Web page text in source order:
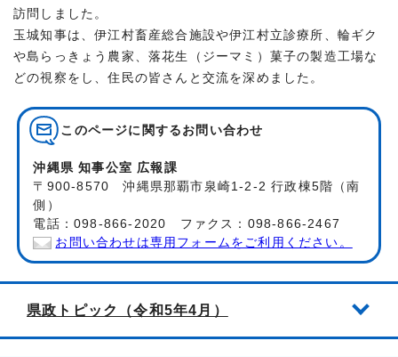
訪問しました。
玉城知事は、伊江村畜産総合施設や伊江村立診療所、輪ギク
や島らっきょう農家、落花生（ジーマミ）菓子の製造工場な
どの視察をし、住民の皆さんと交流を深めました。
このページに関する お問い合わせ
沖縄県 知事公室 広報課
〒900-8570 沖縄県那覇市泉崎1-2-2 行政棟5階（南
側）
電話：098-866-2020 ファクス：098-866-2467
お問い合わせは専用フォームをご利用ください。
県政トピック（令和5年4月）